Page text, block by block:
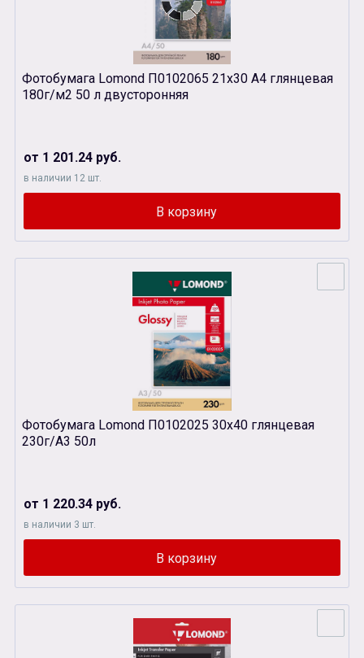
Фотобумага Lomond П0102065 21х30 А4 глянцевая
180г/м2 50 л двусторонняя
от 1 201.24 руб.
в наличии 12 шт.
Фотобумага Lomond П0102025 30х40 глянцевая
230г/А3 50л
от 1 220.34 руб.
в наличии 3 шт.